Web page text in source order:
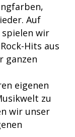
Auf
spielen wir
Hits aus
ganzen
eigenen
zu
wir unser